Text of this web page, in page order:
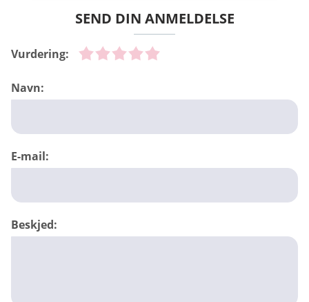
SEND DIN ANMELDELSE
Vurdering:
Navn:
E-mail:
Beskjed: